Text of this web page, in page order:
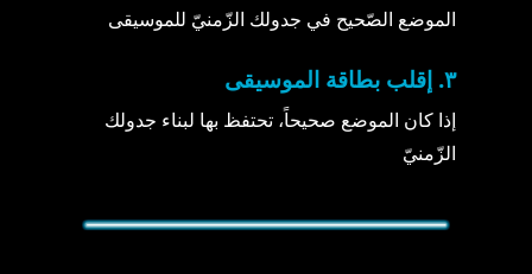
الموضع الصّحيح في جدولك الزّمنيّ للموسيقى
٣. إقلب بطاقة الموسيقى
إذا كان الموضع صحيحاً، تحتفظ بها لبناء جدولك
الزّمنيّ